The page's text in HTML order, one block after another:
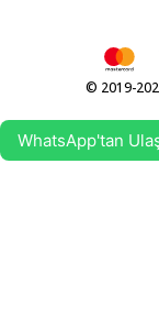
© 2019-
WhatsApp'tan